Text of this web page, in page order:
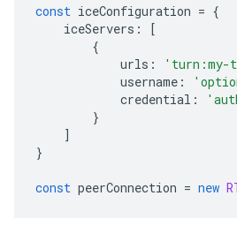
const iceConfiguration = {
iceServers :
[
{
urls :
'turn:my-
username :
credential :
}
]
}
const peerConnection = new